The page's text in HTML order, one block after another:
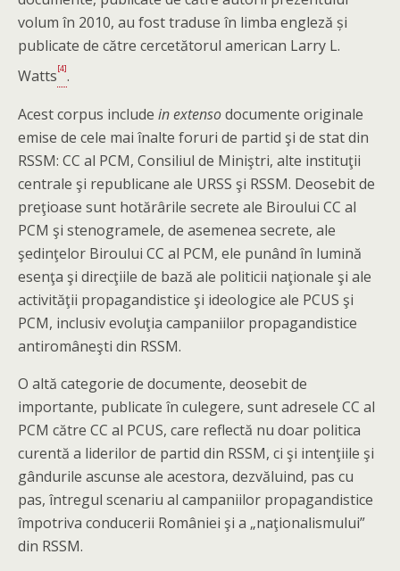
volum în 2010, au fost traduse în limba engleză și
publicate de către cercetătorul american Larry L.
Watts[4].
Acest corpus include in extensodocumente originale
emise de cele mai înalte foruri de partid şi de stat din
RSSM: CC al PCM, Consiliul de Miniştri, alte instituţii
centrale şi republicane ale URSS şi RSSM. Deosebit de
preţioase sunt hotărârile secrete ale Biroului CC al
PCM şi stenogramele, de asemenea secrete, ale
şedinţelor Biroului CC al PCM, ele punând în lumină
esenţa şi direcţiile de bază ale politicii naţionale şi ale
activităţii propagandistice şi ideologice ale PCUS şi
PCM, inclusiv evoluţia campaniilor propagandistice
antiromâneşti din RSSM.
O altă categorie de documente, deosebit de
importante, publicate în culegere, sunt adresele CC al
PCM către CC al PCUS, care reflectă nu doar politica
curentă a liderilor de partid din RSSM, ci şi intenţiile şi
gândurile ascunse ale acestora, dezvăluind, pas cu
pas, întregul scenariu al campaniilor propagandistice
împotriva conducerii României şi a „naţionalismului”
din RSSM.